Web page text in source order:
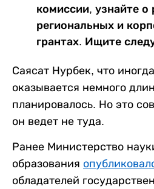
комиссии, узнайте о
региональных и
грантах. Ищите
Саясат Нурбек, что
оказывается немного
планировалось. Но это
он ведет не туда.
Ранее Министерство
образования
обладателей